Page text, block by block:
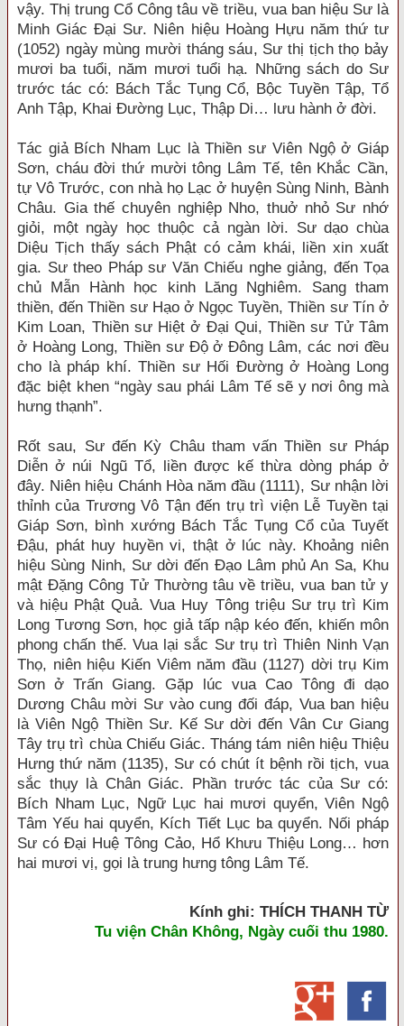
vậy. Thị trung Cổ Công tâu về triều, vua ban hiệu Sư là
Minh Giác Đại Sư. Niên hiệu Hoàng Hựu năm thứ tư
(1052) ngày mùng mười tháng sáu, Sư thị tịch thọ bảy
mươi ba tuổi, năm mươi tuổi hạ. Những sách do Sư
trước tác có: Bách Tắc Tụng Cổ, Bộc Tuyền Tập, Tổ
Anh Tập, Khai Đường Lục, Thập Di… lưu hành ở đời.
Tác giả Bích Nham Lục là Thiền sư Viên Ngộ ở Giáp
Sơn, cháu đời thứ mười tông Lâm Tế, tên Khắc Cần,
tự Vô Trước, con nhà họ Lạc ở huyện Sùng Ninh, Bành
Châu. Gia thế chuyên nghiệp Nho, thuở nhỏ Sư nhớ
giỏi, một ngày học thuộc cả ngàn lời. Sư dạo chùa
Diệu Tịch thấy sách Phật có cảm khái, liền xin xuất
gia. Sư theo Pháp sư Văn Chiếu nghe giảng, đến Tọa
chủ Mẫn Hành học kinh Lăng Nghiêm. Sang tham
thiền, đến Thiền sư Hạo ở Ngọc Tuyền, Thiền sư Tín ở
Kim Loan, Thiền sư Hiệt ở Đại Qui, Thiền sư Tử Tâm
ở Hoàng Long, Thiền sư Độ ở Đông Lâm, các nơi đều
cho là pháp khí. Thiền sư Hối Đường ở Hoàng Long
đặc biệt khen “ngày sau phái Lâm Tế sẽ y nơi ông mà
hưng thạnh”.
Rốt sau, Sư đến Kỳ Châu tham vấn Thiền sư Pháp
Diễn ở núi Ngũ Tổ, liền được kế thừa dòng pháp ở
đây. Niên hiệu Chánh Hòa năm đầu (1111), Sư nhận lời
thỉnh của Trương Vô Tận đến trụ trì viện Lễ Tuyền tại
Giáp Sơn, bình xướng Bách Tắc Tụng Cổ của Tuyết
Đậu, phát huy huyền vi, thật ở lúc này. Khoảng niên
hiệu Sùng Ninh, Sư dời đến Đạo Lâm phủ An Sa, Khu
mật Đặng Công Tử Thường tâu về triều, vua ban tử y
và hiệu Phật Quả. Vua Huy Tông triệu Sư trụ trì Kim
Long Tương Sơn, học giả tấp nập kéo đến, khiến môn
phong chấn thế. Vua lại sắc Sư trụ trì Thiên Ninh Vạn
Thọ, niên hiệu Kiến Viêm năm đầu (1127) dời trụ Kim
Sơn ở Trấn Giang. Gặp lúc vua Cao Tông đi dạo
Dương Châu mời Sư vào cung đối đáp, Vua ban hiệu
là Viên Ngộ Thiền Sư. Kế Sư dời đến Vân Cư Giang
Tây trụ trì chùa Chiếu Giác. Tháng tám niên hiệu Thiệu
Hưng thứ năm (1135), Sư có chút ít bệnh rồi tịch, vua
sắc thụy là Chân Giác. Phần trước tác của Sư có:
Bích Nham Lục, Ngữ Lục hai mươi quyển, Viên Ngộ
Tâm Yếu hai quyển, Kích Tiết Lục ba quyển. Nối pháp
Sư có Đại Huệ Tông Cảo, Hổ Khưu Thiệu Long… hơn
hai mươi vị, gọi là trung hưng tông Lâm Tế.
Kính ghi: THÍCH THANH TỪ
Tu viện Chân Không, Ngày cuối thu 1980.